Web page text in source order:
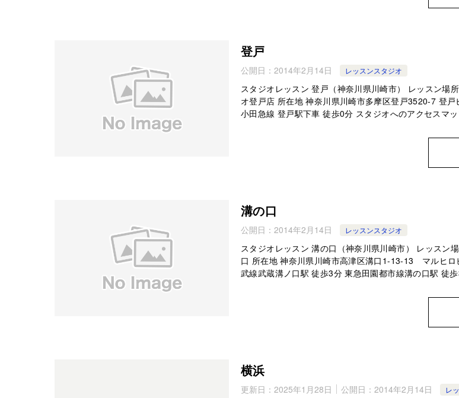
登戸
公開日： 2014年2月14日 レッスンスタジオ
スタジオレッスン 登戸（神奈川県川崎市） レッスン場
オ登戸店 所在地 神奈川県川崎市多摩区登戸3520-7 登戸
小田急線 登戸駅下車 徒歩0分 スタジオへのアクセスマ
溝の口
公開日： 2014年2月14日 レッスンスタジオ
スタジオレッスン 溝の口（神奈川県川崎市） レッスン
口 所在地 神奈川県川崎市高津区溝口1-13-13 マルヒロ
武線武蔵溝ノ口駅 徒歩3分 東急田園都市線溝の口駅 徒
横浜
更新日： 2025年1月28日 公開日： 2014年2月14日 レ